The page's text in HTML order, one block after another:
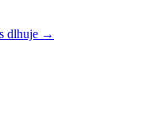
dlhuje →